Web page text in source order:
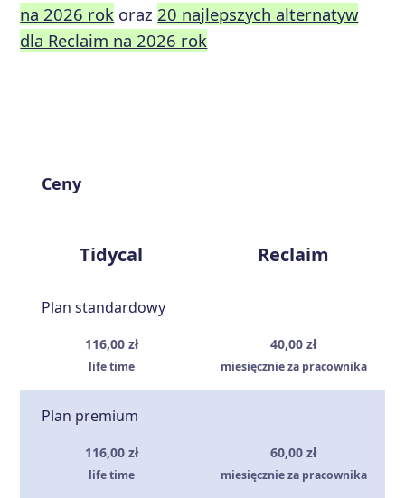
na 2026 rok oraz 20 najlepszych alternatyw
dla Reclaim na 2026 rok
Ceny
Tidycal Reclaim
Plan standardowy
116,00 zł
life time
40,00 zł
miesięcznie za pracownika
Plan premium
116,00 zł
life time
60,00 zł
miesięcznie za pracownika